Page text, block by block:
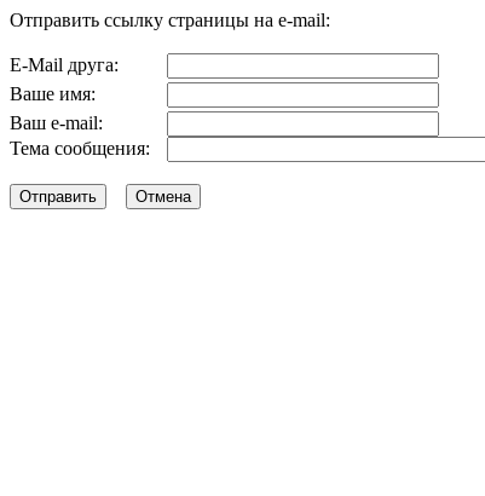
Отправить ссылку страницы на e-mail:
E-Mail друга:
Ваше имя:
Ваш e-mail:
Тема сообщения: